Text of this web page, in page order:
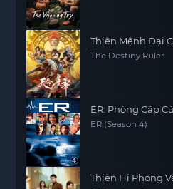
Thiên Mệnh Đại
The Destiny Ruler
ER: Phòng Cấp
ER (Season 4)
Thiên Hi Phong